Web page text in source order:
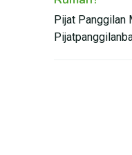
Pijat Panggilan